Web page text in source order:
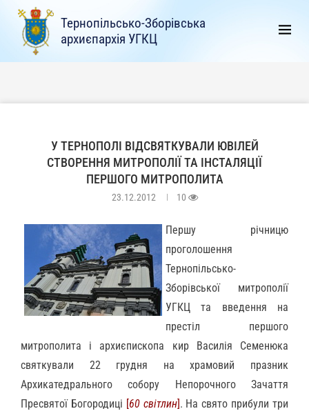
Тернопільсько-Зборівська
архиєпархія УГКЦ
У ТЕРНОПОЛІ ВІДСВЯТКУВАЛИ ЮВІЛЕЙ
СТВОРЕННЯ МИТРОПОЛІЇ ТА ІНСТАЛЯЦІЇ
ПЕРШОГО МИТРОПОЛИТА
23.12.2012 10
Першу річницю
проголошення
Тернопільсько-
Зборівської митрополії
УГКЦ та введення на
престіл першого
митрополита і архиєпископа кир Василія Семенюка
святкували 22 грудня на храмовий празник
Архикатедрального собору Непорочного Зачаття
Пресвятої Богородиці [60 світлин]. На свято прибули три